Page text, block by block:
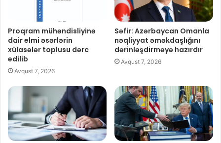
Proqram mühəndisliyinə
dair elmi əsərlərin
xülasələr toplusu dərc
edilib
Avqust 7, 2026
Səfir: Azərbaycan Omanla
nəqliyyat əməkdaşlığını
dərinləşdirməyə hazırdır
Avqust 7, 2026